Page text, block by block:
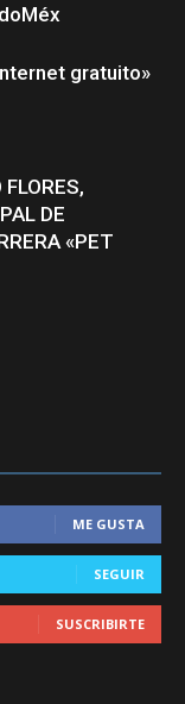
gratuito»
DE
«PET
ME GUSTA
SEGUIR
SUSCRIBIRTE